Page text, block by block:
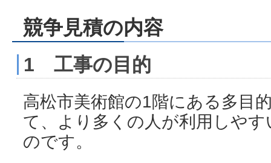
競争見積の内容
1 工事の目的
高松市美術館の1階にある多目
て、より多くの人が利用しや
のです。